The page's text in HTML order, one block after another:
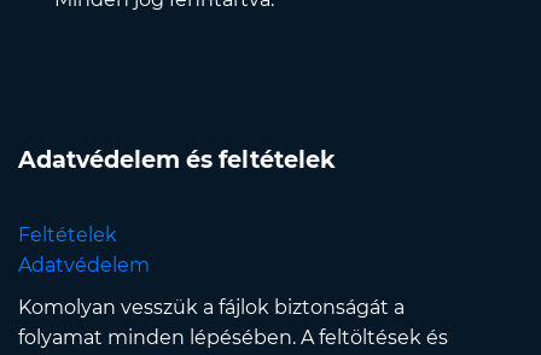
Adatvédelem és feltételek
Feltételek
Adatvédelem
Komolyan vesszük a fájlok biztonságát a
folyamat minden lépésében. A feltöltések és